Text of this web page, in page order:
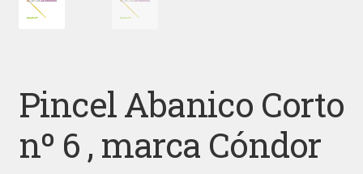
Pincel Abanico Corto
nº 6 , marca Cóndor